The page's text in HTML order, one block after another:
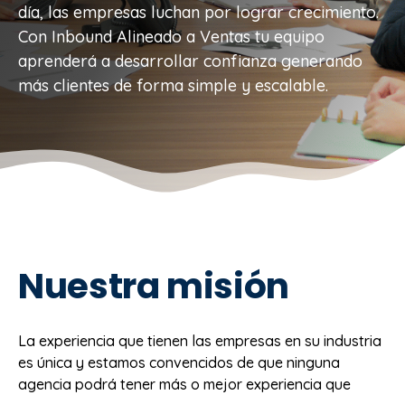
día, las empresas luchan por lograr crecimiento.
Con Inbound Alineado a Ventas tu equipo
aprenderá a desarrollar confianza generando
más clientes de forma simple y escalable.
Nuestra misión
La experiencia que tienen las empresas en su industria
es única y estamos convencidos de que ninguna
agencia podrá tener más o mejor experiencia que